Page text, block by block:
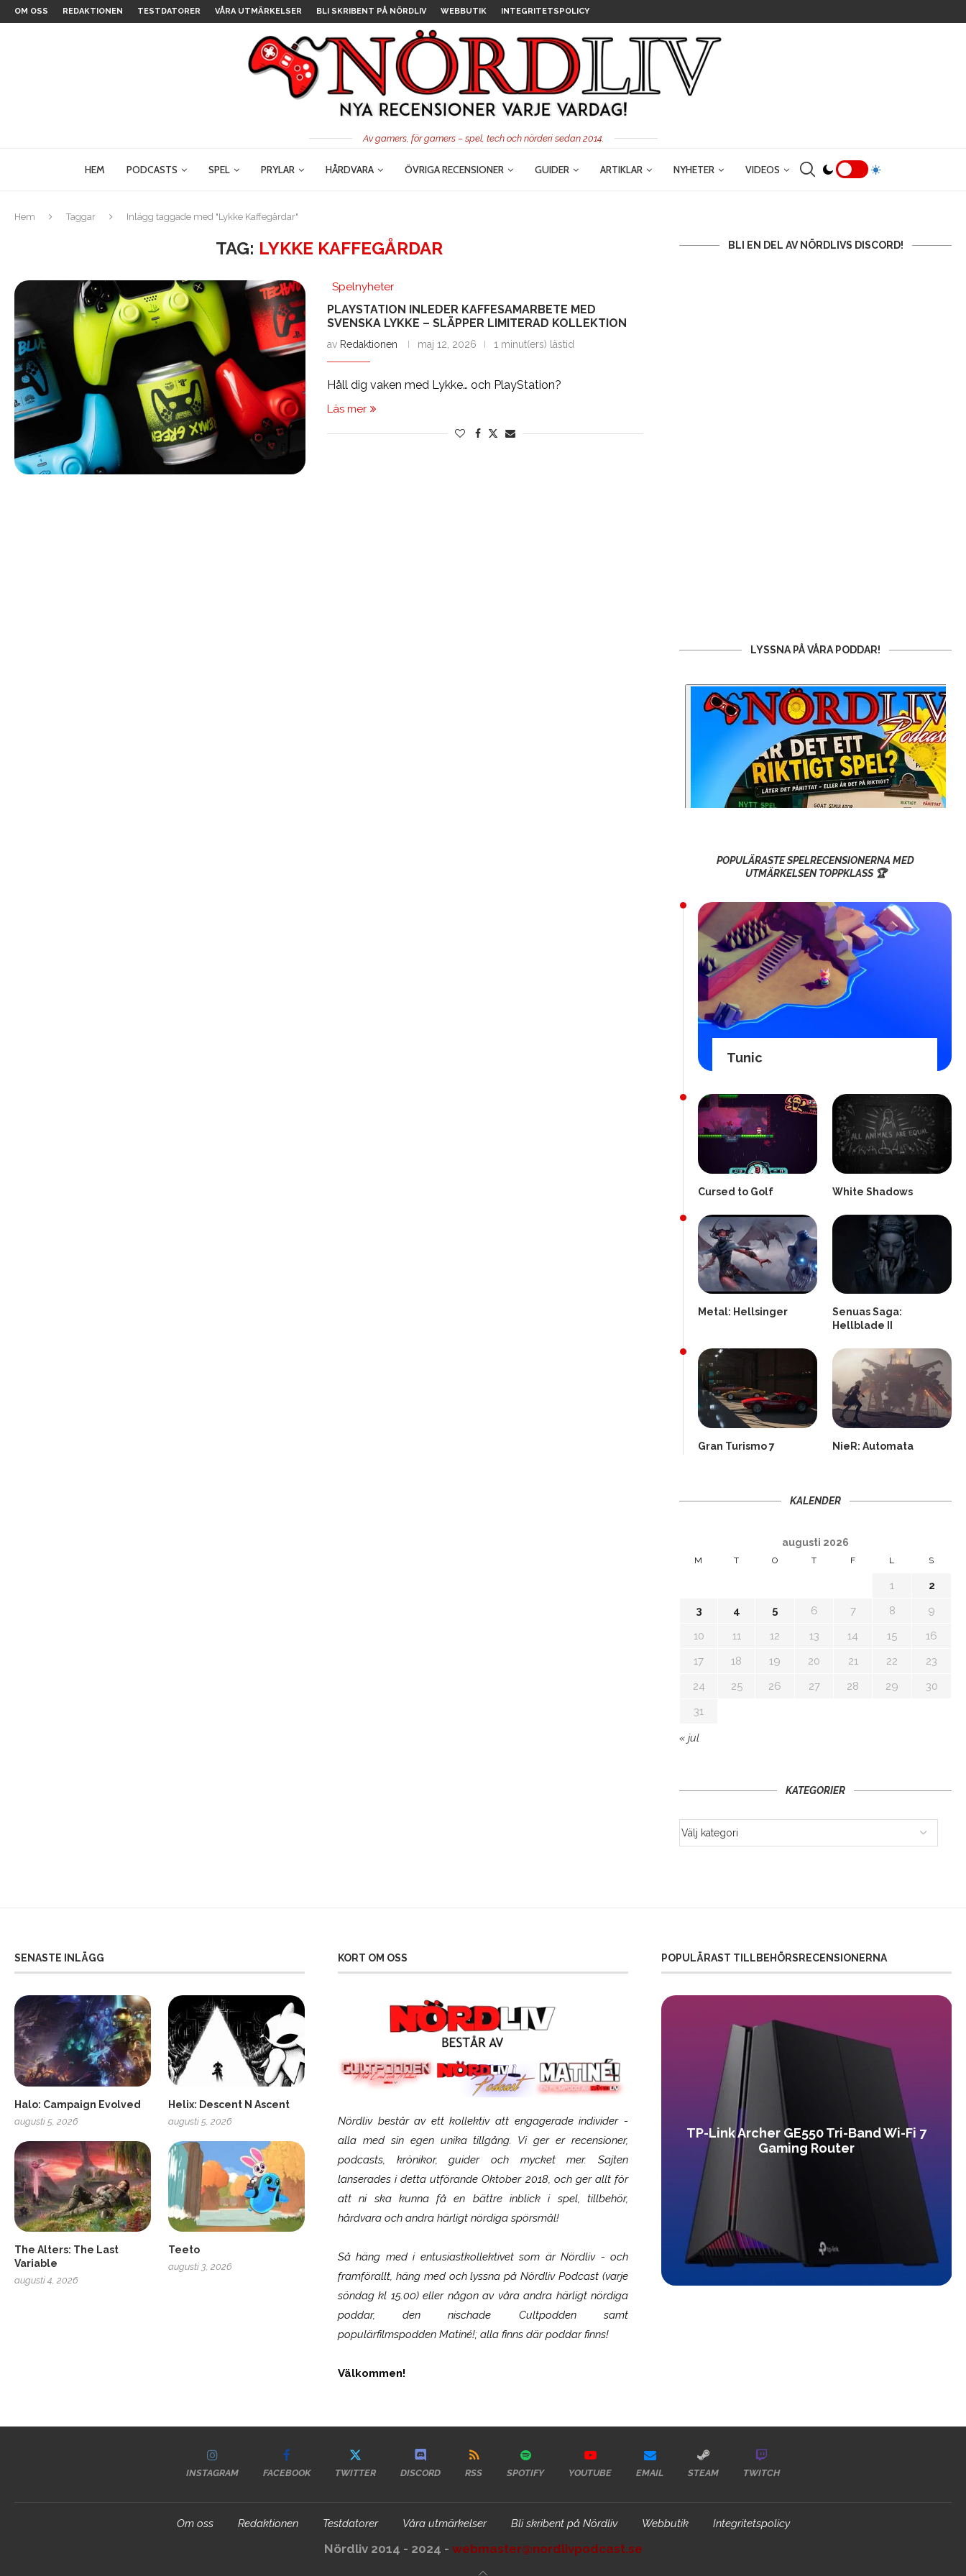
OM OSS REDAKTIONEN TESTDATORER VÅRA UTMÄRKELSER BLI SKRIBENT PÅ NÖRDLIV WEBBUTIK INTEGRITETSPOLICY
Av gamers, för gamers – spel, tech och nörderi sedan 2014.
HEM PODCASTS SPEL PRYLAR HÅRDVARA ÖVRIGA RECENSIONER GUIDER ARTIKLAR NYHETER VIDEOS
Hem Taggar Inlägg taggade med "Lykke Kaffegårdar"
TAG: LYKKE KAFFEGÅRDAR
Spelnyheter
PLAYSTATION INLEDER KAFFESAMARBETE MED
SVENSKA LYKKE – SLÄPPER LIMITERAD KOLLEKTION
av Redaktionen maj 12, 2026 1 minut(ers) lästid
Håll dig vaken med Lykke… och PlayStation?
Läs mer
BLI EN DEL AV NÖRDLIVS DISCORD!
LYSSNA PÅ VÅRA PODDAR!
POPULÄRASTE SPELRECENSIONERNA MED
UTMÄRKELSEN TOPPKLASS 🏆
Tunic
Cursed to Golf White Shadows
Metal: Hellsinger
Senuas Saga:
Hellblade II
Gran Turismo 7 NieR: Automata
KALENDER
augusti 2026
M T O T F L S
1
2
3
4 5 6 7 8
9
10
11 12 13 14 15
16
17
18 19 20 21 22
23
24
25 26 27 28 29
30
31
« jul
KATEGORIER
SENASTE INLÄGG
Halo: Campaign Evolved
augusti 5, 2026
Helix: Descent N Ascent
augusti 5, 2026
The Alters: The Last
Variable
augusti 4, 2026
Teeto
augusti 3, 2026
KORT OM OSS
Nördliv består av ett kollektiv att engagerade individer -
alla med sin egen unika tillgång. Vi ger er recensioner,
podcasts, krönikor, guider och mycket mer. Sajten
lanserades i detta utförande Oktober 2018, och ger allt för
att ni ska kunna få en bättre inblick i spel, tillbehör,
hårdvara och andra härligt nördiga spörsmål!
Så häng med i entusiastkollektivet som ärNördliv- och
framförallt, häng med och lyssna på Nördliv Podcast (varje
söndag kl 15.00) eller någon av våra andra härligt nördiga
poddar, den nischade Cultpodden samt
populärfilmspodden Matiné!; alla finns där poddar finns!
Välkommen!
POPULÄRAST TILLBEHÖRSRECENSIONERNA
SCUF Gaming Omega Logitech G316 X 98
TP-Link Archer GE550 Tri-Band Wi-Fi 7
Gaming Router
INSTAGRAM FACEBOOK TWITTER DISCORD RSS SPOTIFY YOUTUBE EMAIL STEAM TWITCH
Om oss Redaktionen Testdatorer Våra utmärkelser Bli skribent på Nördliv Webbutik Integritetspolicy
Nördliv 2014 - 2024 - webmaster@nordlivpodcast.se